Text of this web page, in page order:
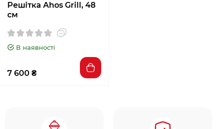
Решітка Ahos Grill, 48
см
В наявності
7 600 ₴